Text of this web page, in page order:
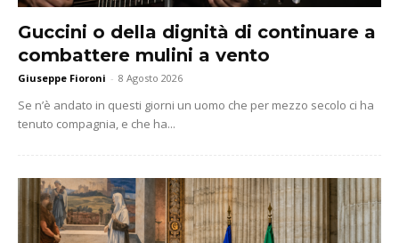
Guccini o della dignità di continuare a
combattere mulini a vento
Giuseppe Fioroni - 8 Agosto 2026
Se n’è andato in questi giorni un uomo che per mezzo secolo ci ha
tenuto compagnia, e che ha...